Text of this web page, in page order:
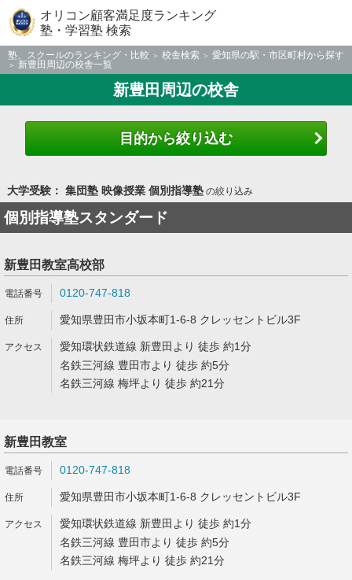
オリコン顧客満足度ランキング
塾・学習塾 検索
塾、スクールのランキング・比較 校舎検索
愛知県の駅・市区町村から探す
新豊田周辺の校舎一覧
新豊田周辺の校舎
目的から絞り込む
大学受験： 集団塾 映像授業 個別指導塾の絞り込み
個別指導塾スタンダード
新豊田教室高校部
0120-747-818
愛知県豊田市小坂本町1-6-8 クレッセントビル3F
愛知環状鉄道線 新豊田より 徒歩 約1分
名鉄三河線 豊田市より 徒歩 約5分
名鉄三河線 梅坪より 徒歩 約21分
新豊田教室
0120-747-818
愛知県豊田市小坂本町1-6-8 クレッセントビル3F
愛知環状鉄道線 新豊田より 徒歩 約1分
名鉄三河線 豊田市より 徒歩 約5分
名鉄三河線 梅坪より 徒歩 約21分